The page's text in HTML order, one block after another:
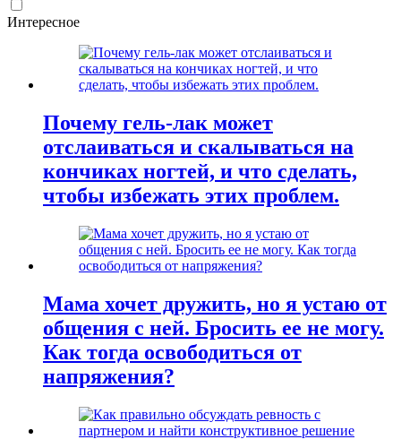
Интересное
Почему гель-лак может
отслаиваться и скалываться на
кончиках ногтей, и что сделать,
чтобы избежать этих проблем.
Мама хочет дружить, но я устаю от
общения с ней. Бросить ее не могу.
Как тогда освободиться от
напряжения?